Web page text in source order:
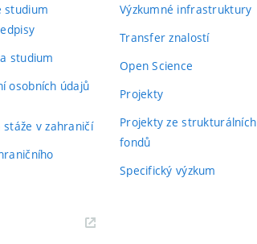
studium
studium
osobních údajů
stáže v zahraničí
Výzkumné infrastruktury
Transfer znalostí
Open Science
Projekty
Projekty ze strukturálních
fondů
Specifický výzkum